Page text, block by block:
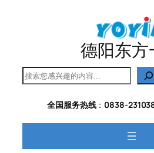
德阳东方
搜
索
全国服务热线： 0838-